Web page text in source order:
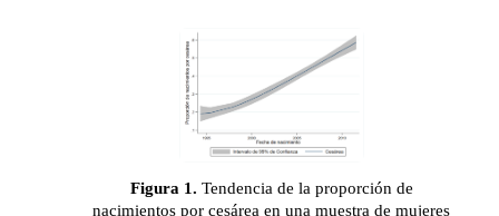
Figura 1. Tendencia de la proporción de
nacimientos por cesárea en una muestra de mujeres